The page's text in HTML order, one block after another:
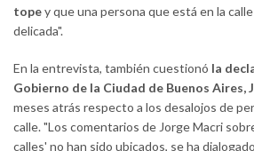
topey que una persona que está en la
delicada".
En la entrevista, también cuestionó la
Gobierno de la Ciudad de Buenos Aires,
meses atrás respecto a los desalojos de
calle. "Los comentarios de Jorge Macri
calles' no han sido ubicados, se ha